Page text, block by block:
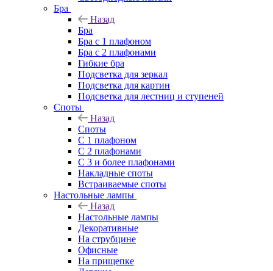
Бра
Назад
Бра
Бра с 1 плафоном
Бра с 2 плафонами
Гибкие бра
Подсветка для зеркал
Подсветка для картин
Подсветка для лестниц и ступеней
Споты
Назад
Споты
С 1 плафоном
С 2 плафонами
С 3 и более плафонами
Накладные споты
Встраиваемые споты
Настольные лампы
Назад
Настольные лампы
Декоративные
На струбцине
Офисные
На прищепке